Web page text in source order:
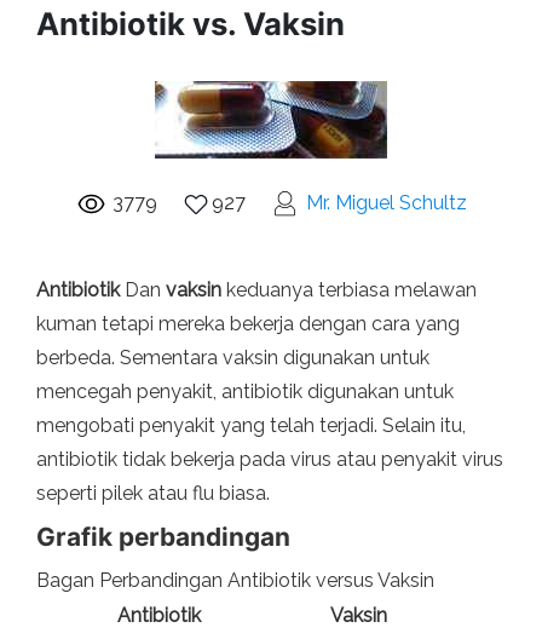
Antibiotik vs. Vaksin
3779 927 Mr. Miguel Schultz
AntibiotikDan vaksin keduanya terbiasa melawan
kuman tetapi mereka bekerja dengan cara yang
berbeda. Sementara vaksin digunakan untuk
mencegah penyakit, antibiotik digunakan untuk
mengobati penyakit yang telah terjadi. Selain itu,
antibiotik tidak bekerja pada virus atau penyakit virus
seperti pilek atau flu biasa.
Grafik perbandingan
Bagan Perbandingan Antibiotik versus Vaksin
Antibiotik
Vaksin